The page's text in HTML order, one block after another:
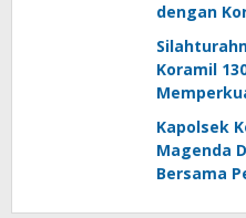
dengan
Koramil
Kapolsek
Magenda
Bersama